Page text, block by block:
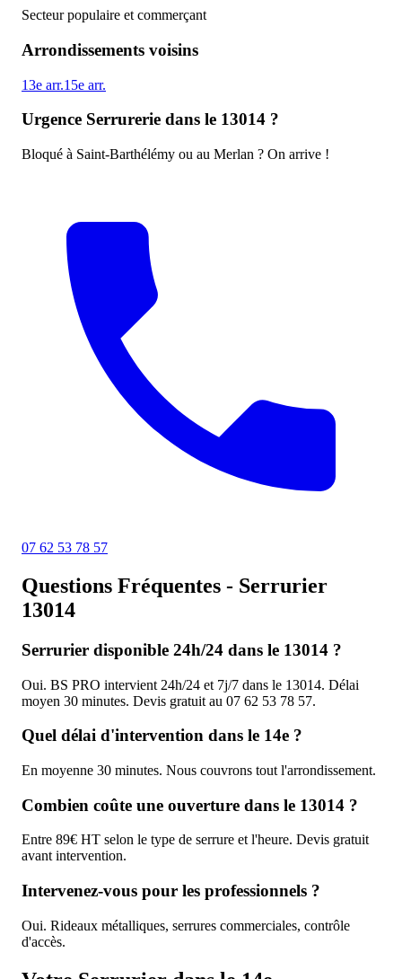
Secteur populaire et commerçant
Arrondissements voisins
13e arr.15e arr.
Urgence Serrurerie dans le 13014 ?
Bloqué à Saint-Barthélémy ou au Merlan ? On arrive !
07 62 53 78 57
Questions Fréquentes - Serrurier
13014
Serrurier disponible 24h/24 dans le 13014 ?
Oui. BS PRO intervient 24h/24 et 7j/7 dans le 13014. Délai
moyen 30 minutes. Devis gratuit au 07 62 53 78 57.
Quel délai d'intervention dans le 14e ?
En moyenne 30 minutes. Nous couvrons tout l'arrondissement.
Combien coûte une ouverture dans le 13014 ?
Entre 89€ HT selon le type de serrure et l'heure. Devis gratuit
avant intervention.
Intervenez-vous pour les professionnels ?
Oui. Rideaux métalliques, serrures commerciales, contrôle
d'accès.